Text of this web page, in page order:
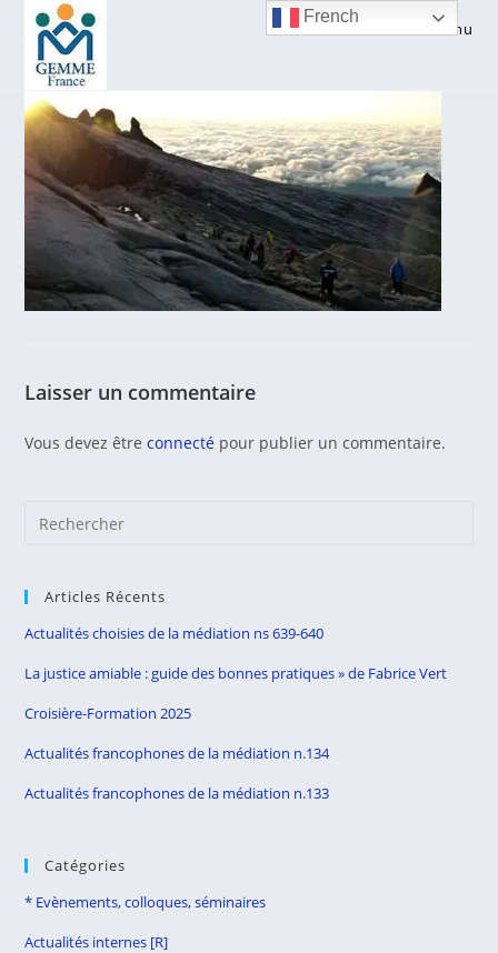
content
Menu
Laisser un commentaire
Vous devez êtreconnecté pour publier un commentaire.
Articles Récents
Actualités choisies de la médiation ns 639-640
La justice amiable : guide des bonnes pratiques » de Fabrice Vert
Croisière-Formation 2025
Actualités francophones de la médiation n.134
Actualités francophones de la médiation n.133
Catégories
* Evènements, colloques, séminaires
Actualités internes [R]
French